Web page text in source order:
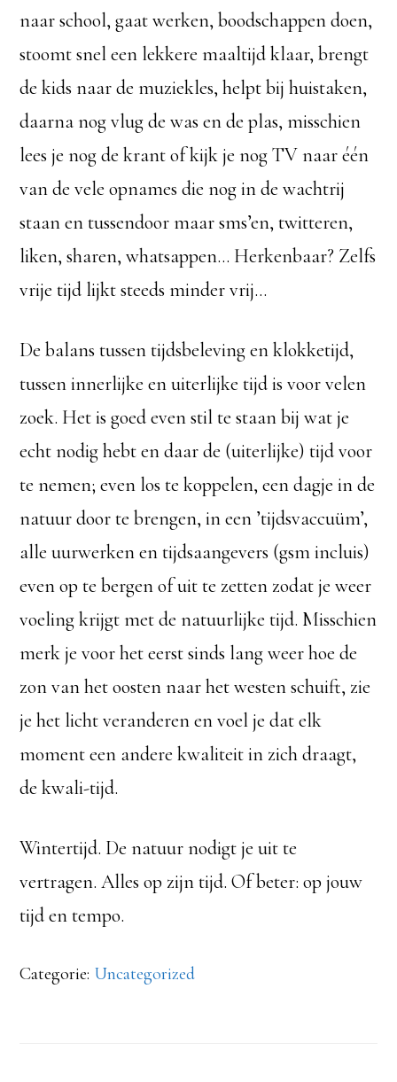
naar school, gaat werken, boodschappen doen,
stoomt snel een lekkere maaltijd klaar, brengt
de kids naar de muziekles, helpt bij huistaken,
daarna nog vlug de was en de plas, misschien
lees je nog de krant of kijk je nog TV naar één
van de vele opnames die nog in de wachtrij
staan en tussendoor maar sms’en, twitteren,
liken, sharen, whatsappen… Herkenbaar? Zelfs
vrije tijd lijkt steeds minder vrij…
De balans tussen tijdsbeleving en klokketijd,
tussen innerlijke en uiterlijke tijd is voor velen
zoek. Het is goed even stil te staan bij wat je
echt nodig hebt en daar de (uiterlijke) tijd voor
te nemen; even los te koppelen, een dagje in de
natuur door te brengen, in een ’tijdsvaccuüm’,
alle uurwerken en tijdsaangevers (gsm incluis)
even op te bergen of uit te zetten zodat je weer
voeling krijgt met de natuurlijke tijd. Misschien
merk je voor het eerst sinds lang weer hoe de
zon van het oosten naar het westen schuift, zie
je het licht veranderen en voel je dat elk
moment een andere kwaliteit in zich draagt,
de kwali-tijd.
Wintertijd. De natuur nodigt je uit te
vertragen. Alles op zijn tijd. Of beter: op jouw
tijd en tempo.
Categorie: Uncategorized